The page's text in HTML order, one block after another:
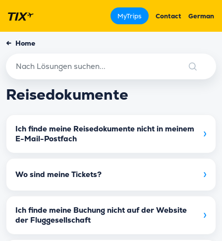
MyTrips Contact German
← Home
Reisedokumente
Ich finde meine Reisedokumente nicht in meinem
E-Mail-Postfach
›
Wo sind meine Tickets? ›
Ich finde meine Buchung nicht auf der Website
der Fluggesellschaft
›